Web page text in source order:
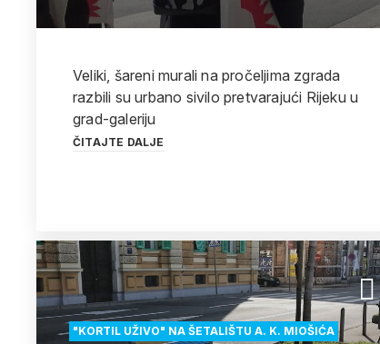
Veliki, šareni murali na pročeljima zgrada
razbili su urbano sivilo pretvarajući Rijeku u
grad-galeriju
ČITAJTE DALJE
"KORTIL UŽIVO" NA ŠETALIŠTU A. K. MIOŠIĆA